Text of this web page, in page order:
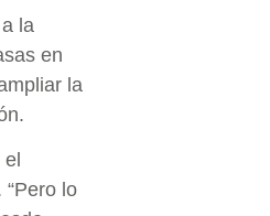
la
en
la
lo